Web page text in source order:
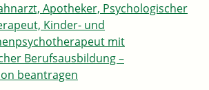
Apotheker, Psychologischer
Kinder- und
mit
Berufsausbildung –
beantragen